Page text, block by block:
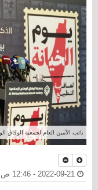
نائب الأمين العام لجمعية الوفاق